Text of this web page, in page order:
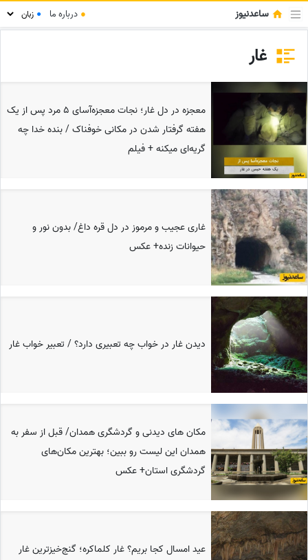
ساعدنیوز ● درباره ما ●
غار
معجزه در دل غار؛ نجات معجزه‌آسای 5 مرد پس از یک
هفته گرفتار شدن در مکانی خوفناک / بنده خدا چه
گریه‌ای میکنه + فیلم
غاری عجیب و مرموز در دل قره داغ/ بدون نور و
حیوانات زنده+ عکس
دیدن غار در خواب چه تعبیری دارد؟ / تعبیر خواب غار
مکان های دیدنی و گردشگری همدان/ قبل از سفر به
همدان این لیست رو ببین؛ بهترین مکان‌های
گردشگری استان+ عکس
عید امسال کجا بریم؟ غار کلماکره؛ گنج‌خیزترین غار